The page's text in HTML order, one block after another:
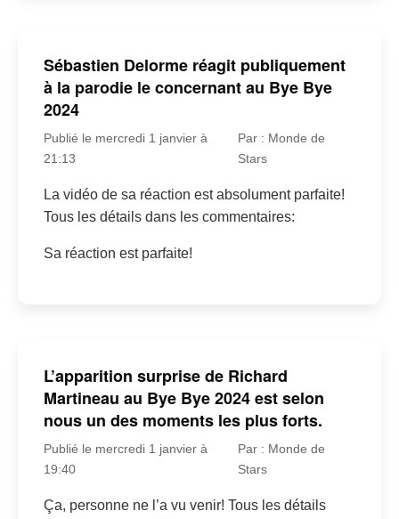
Sébastien Delorme réagit publiquement
à la parodie le concernant au Bye Bye
2024
Publié le mercredi 1 janvier à
21:13
Par : Monde de
Stars
La vidéo de sa réaction est absolument parfaite!
Tous les détails dans les commentaires:
Sa réaction est parfaite!
L’apparition surprise de Richard
Martineau au Bye Bye 2024 est selon
nous un des moments les plus forts.
Publié le mercredi 1 janvier à
19:40
Par : Monde de
Stars
Ça, personne ne l’a vu venir! Tous les détails